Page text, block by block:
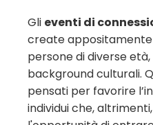
Gli eventi di
create
persone di diverse
background culturali.
pensati per favorire
individui che,